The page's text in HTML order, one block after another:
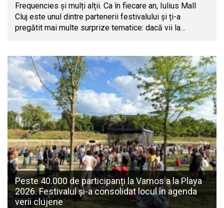
Frequencies și mulți alții. Ca în fiecare an, Iulius Mall
Cluj este unul dintre partenerii festivalului și ți-a
pregătit mai multe surprize tematice: dacă vii la…
Peste 40.000 de participanți la Vamos a la Playa
2026. Festivalul și-a consolidat locul în agenda
verii clujene